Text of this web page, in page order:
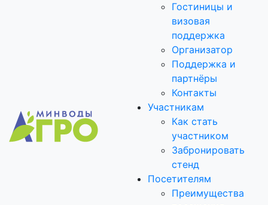
Гостиницы и
визовая
поддержка
Организатор
Поддержка и
партнёры
Контакты
Участникам
Как стать
участником
Забронировать
стенд
Посетителям
Преимущества